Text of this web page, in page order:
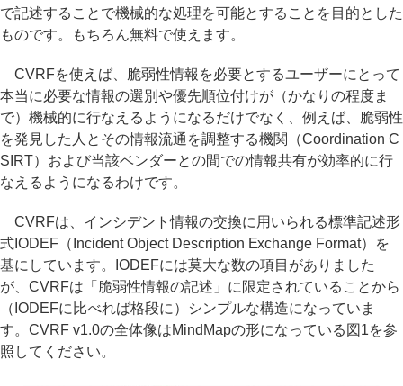
で記述することで機械的な処理を可能とすることを目的とした
ものです。もちろん無料で使えます。
CVRFを使えば、脆弱性情報を必要とするユーザーにとって
本当に必要な情報の選別や優先順位付けが（かなりの程度ま
で）機械的に行なえるようになるだけでなく、例えば、脆弱性
を発見した人とその情報流通を調整する機関（Coordination C
SIRT）および当該ベンダーとの間での情報共有が効率的に行
なえるようになるわけです。
CVRFは、インシデント情報の交換に用いられる標準記述形
式IODEF（Incident Object Description Exchange Format）を
基にしています。IODEFには莫大な数の項目がありました
が、CVRFは「脆弱性情報の記述」に限定されていることから
（IODEFに比べれば格段に）シンプルな構造になっていま
す。CVRF v1.0の全体像はMindMapの形になっている図1を参
照してください。